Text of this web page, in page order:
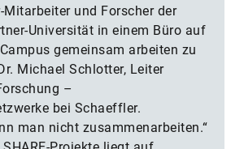
und Forscher der
Universität in einem Büro auf
gemeinsam arbeiten zu
Michael Schlotter, Leiter
–
bei Schaeffler.
man nicht zusammenarbeiten.“